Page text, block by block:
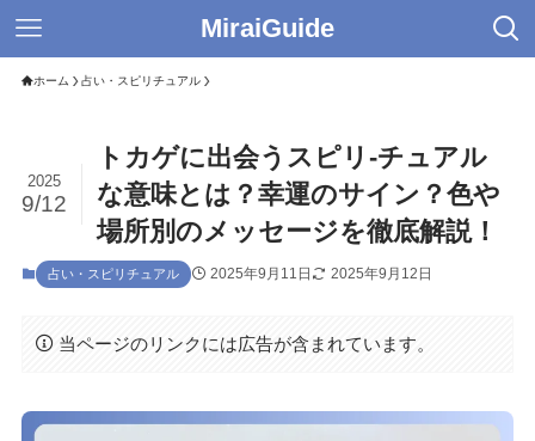
MiraiGuide
ホーム 占い・スピリチュアル
トカゲに出会うスピリ-チュアル
な意味とは？幸運のサイン？色や
場所別のメッセージを徹底解説！
2025
9/12
占い・スピリチュアル 2025年9月11日 2025年9月12日
当ページのリンクには広告が含まれています。